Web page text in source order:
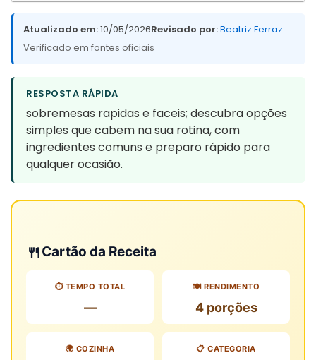
Atualizado em:10/05/2026Revisado por:Beatriz Ferraz
Verificado em fontes oficiais
RESPOSTA RÁPIDA
sobremesas rapidas e faceis; descubra opções
simples que cabem na sua rotina, com
ingredientes comuns e preparo rápido para
qualquer ocasião.
🍴Cartão da Receita
⏱️ TEMPO TOTAL
—
🍽️ RENDIMENTO
4 porções
🌍 COZINHA 📋 CATEGORIA